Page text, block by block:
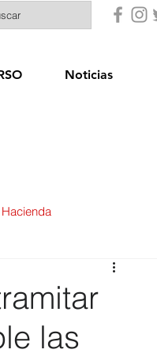
Noticias
Seguridad Ciudadana
Bienestar Social
las